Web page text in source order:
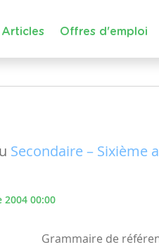
Articles Offres d'emploi
Secondaire – Sixième
2004 00:00
Grammaire de